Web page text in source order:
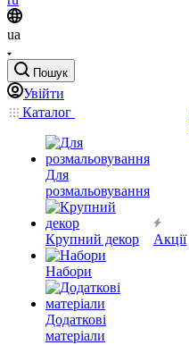
ua
Пошук
Увійти
Каталог
Для
розмальовування
Крупний декор
Набори
Додаткові
матеріали
Акції